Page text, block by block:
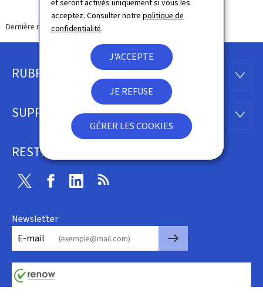
et seront activés uniquement si vous les
acceptez. Consulter notrepolitique de
confidentialité.
J'ACCEPTE
JE REFUSE
GÉRER LES COOKIES
Dernière modification le12.09.2024
Pied
page
RUBRIQUES
SUPPORT
RESTEZ CONNECTÉ
Twitter FacebookLinkedin
Newsletter
E-mail
🡒